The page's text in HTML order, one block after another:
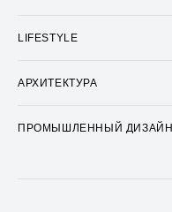
LIFESTYLE
АРХИТЕКТУРА
ПРОМЫШЛЕННЫЙ ДИЗАЙН